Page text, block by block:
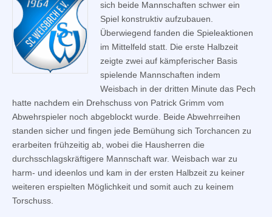
sich beide Mannschaften schwer ein
Spiel konstruktiv aufzubauen.
Überwiegend fanden die Spieleaktionen
im Mittelfeld statt. Die erste Halbzeit
zeigte zwei auf kämpferischer Basis
spielende Mannschaften indem
Weisbach in der dritten Minute das Pech
hatte nachdem ein Drehschuss von Patrick Grimm vom
Abwehrspieler noch abgeblockt wurde. Beide Abwehrreihen
standen sicher und fingen jede Bemühung sich Torchancen zu
erarbeiten frühzeitig ab, wobei die Hausherren die
durchsschlagskräftigere Mannschaft war. Weisbach war zu
harm- und ideenlos und kam in der ersten Halbzeit zu keiner
weiteren erspielten Möglichkeit und somit auch zu keinem
Torschuss.